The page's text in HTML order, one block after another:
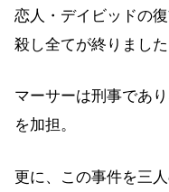
恋人・デイビッドの
殺し全てが終りました
マーサーは刑事であ
を加担。
更に、この事件を三